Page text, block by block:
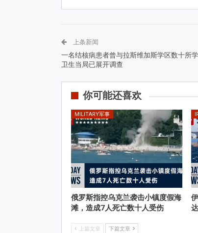
上条新闻
一名结核病患者曾与拉斯维加斯学区数十所
卫生当局已展开调查
你可能还喜欢
MILITARY军事
俄罗斯指控乌克兰袭击小镇度假海
滩，造成7人死亡数十人受伤
上篇文章 下篇文章